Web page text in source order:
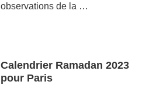
observations de la …
Calendrier Ramadan 2023
pour Paris